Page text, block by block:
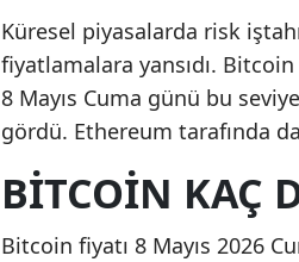
Küresel piyasalarda risk
fiyatlamalara yansıdı.
8 Mayıs Cuma günü bu
gördü. Ethereum tarafında
BITCOIN KAÇ
Bitcoin fiyatı 8 Mayıs 2026